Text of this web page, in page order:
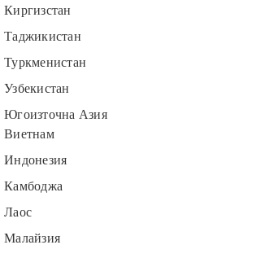
Киргизстан
Таджикистан
Туркменистан
Узбекистан
Югоизточна Азия
Виетнам
Индонезия
Камбоджа
Лаос
Малайзия